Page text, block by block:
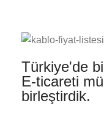
Türkiye'de
E-ticareti
birleştirdik.